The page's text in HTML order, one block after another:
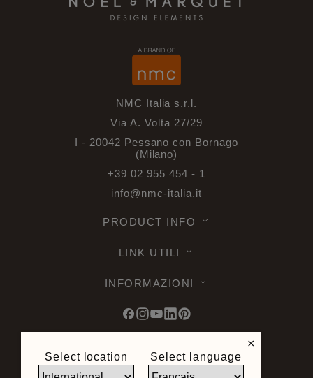
NMC Italia s.r.l.
Via A. Volta 27/29
I - 20042 Pessano con Bornago
(Milano)
+39 02 955 454 - 1
info@nmc-italia.it
PRODUCT INFO
LINK UTILI
INFORMAZIONI
© 2026 Noel & Marquet. Tutti i diritti
riservati - Protezione dei dati GDPR
×
Select location Select language